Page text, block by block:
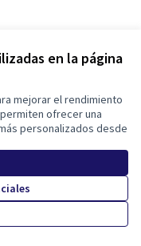
en la página
mejorar el rendimiento
ofrecer una
personalizados desde
Con licencia
(Enlace